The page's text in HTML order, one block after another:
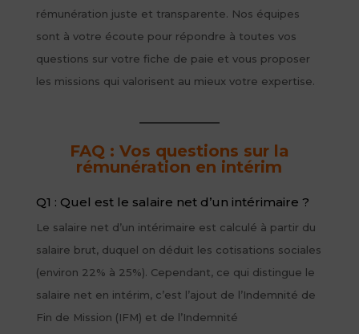
rémunération juste et transparente. Nos équipes
sont à votre écoute pour répondre à toutes vos
questions sur votre fiche de paie et vous proposer
les missions qui valorisent au mieux votre expertise.
FAQ : Vos questions sur la
rémunération en intérim
Q1 : Quel est le salaire net d’un intérimaire ?
Le salaire net d’un intérimaire est calculé à partir du
salaire brut, duquel on déduit les cotisations sociales
(environ 22% à 25%). Cependant, ce qui distingue le
salaire net en intérim, c’est l’ajout de l’Indemnité de
Fin de Mission (IFM) et de l’Indemnité